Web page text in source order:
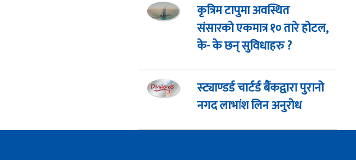
कृत्रिम टापुमा अवस्थित
संसारको एकमात्र १० तारे होटल,
के- के छन् सुविधाहरु ?
स्ट्याण्डर्ड चार्टर्ड बैंकद्वारा पुरानो
नगद लाभांश लिन अनुरोध